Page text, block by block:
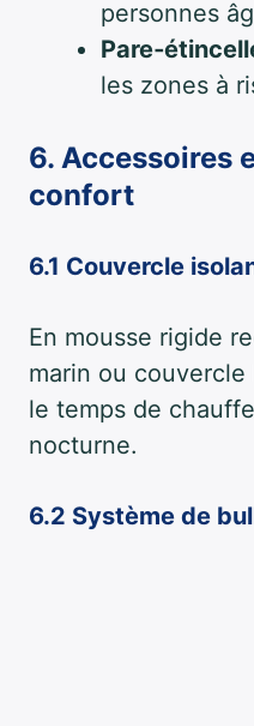
personnes
les zones à
6. Accessoires
confort
6.1 Couvercle
En mousse rigide
marin ou
le temps de
nocturne.
6.2 Système de